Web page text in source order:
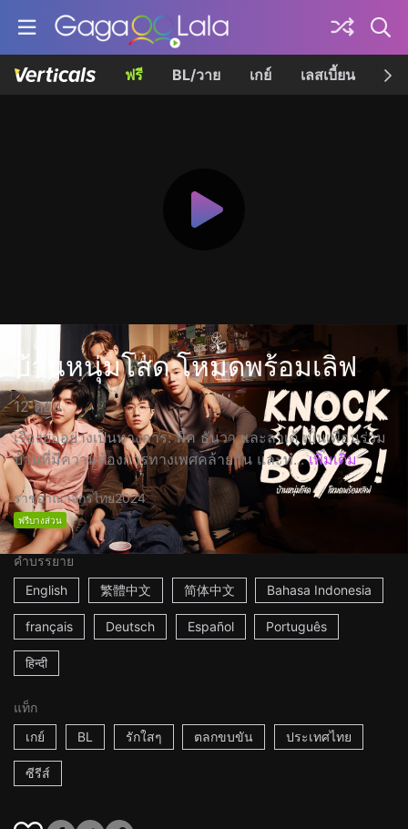
ฟรี BL/วาย เกย์ เลสเบี้ยน เค
บ้านหนุ่มโสด โหมดพร้อมเลิฟ
12 ตอน
เรื่องย่ออย่างเป็นทางการ: พีค ธันวา และลาเต้ เป็นเพื่อนร่วม
บ้านที่มีความต้องการทางเพศคล้ายกัน และทํ... เพิ่มเติม
ราชอาณาจักรไทย2024
ฟรีบางส่วน
คำบรรยาย
English
繁體中文 简体中文 Bahasa Indonesia
français Deutsch Español Português
हिन्दी
แท็ก
เกย์
BL รักใสๆ ตลกขบขัน ประเทศไทย
ซีรีส์